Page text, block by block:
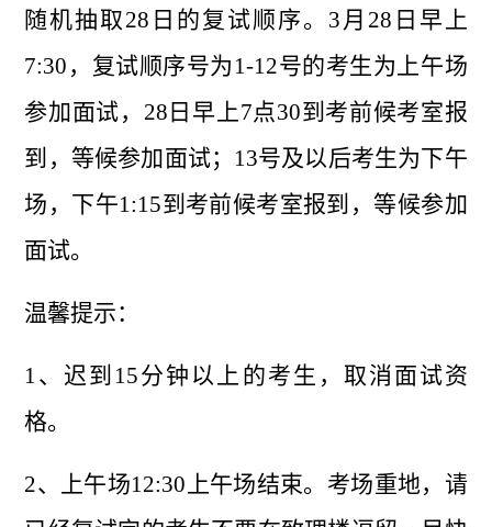
随机抽取28日的复试顺序。3月28日早上
7:30，复试顺序号为1-12号的考生为上午场
参加面试，28日早上7点30到 考前候考室报
到，等候参加面试；13号及以后考生为下午
场，下午1:15到考前候考室报到，等候参加
面试。
温馨提示：
1、迟到15分钟以上的考生，取消面试资
格。
2、上午场12:30上午场结束。考场重地，请